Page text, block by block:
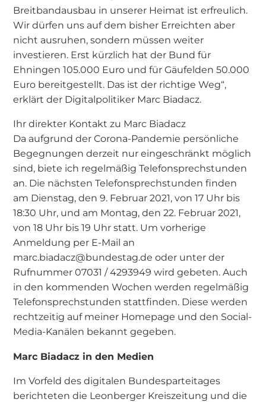
Breitbandausbau in unserer Heimat ist erfreulich.
Wir dürfen uns auf dem bisher Erreichten aber
nicht ausruhen, sondern müssen weiter
investieren. Erst kürzlich hat der Bund für
Ehningen 105.000 Euro und für Gäufelden 50.000
Euro bereitgestellt. Das ist der richtige Weg“,
erklärt der Digitalpolitiker Marc Biadacz.
Ihr direkter Kontakt zu Marc Biadacz
Da aufgrund der Corona-Pandemie persönliche
Begegnungen derzeit nur eingeschränkt möglich
sind, biete ich regelmäßig Telefonsprechstunden
an. Die nächsten Telefonsprechstunden finden
am Dienstag, den 9. Februar 2021, von 17 Uhr bis
18:30 Uhr, und am Montag, den 22. Februar 2021,
von 18 Uhr bis 19 Uhr statt. Um vorherige
Anmeldung per E-Mail an
marc.biadacz@bundestag.de oder unter der
Rufnummer 07031 / 4293949 wird gebeten. Auch
in den kommenden Wochen werden regelmäßig
Telefonsprechstunden stattfinden. Diese werden
rechtzeitig auf meiner Homepage und den Social-
Media-Kanälen bekannt gegeben.
Marc Biadacz in den Medien
Im Vorfeld des digitalen Bundesparteitages
berichteten die Leonberger Kreiszeitung und die